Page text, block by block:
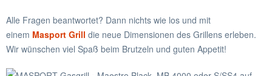
Alle Fragen beantwortet? Dann nichts wie los und mit
einem Masport Grill die neue Dimensionen des Grillens erleben.
Wir wünschen viel Spaß beim Brutzeln und guten Appetit!